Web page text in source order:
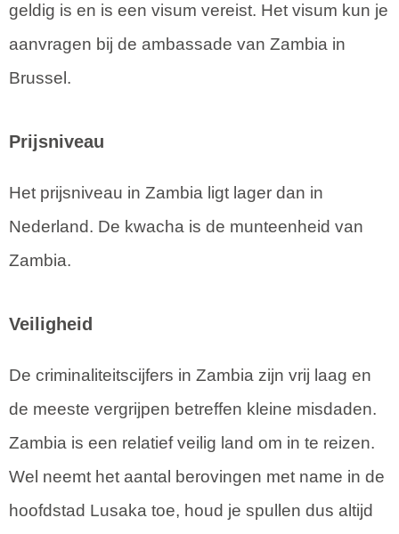
geldig is en is een visum vereist. Het visum kun je
aanvragen bij de ambassade van Zambia in
Brussel.
Prijsniveau
Het prijsniveau in Zambia ligt lager dan in
Nederland. De kwacha is de munteenheid van
Zambia.
Veiligheid
De criminaliteitscijfers in Zambia zijn vrij laag en
de meeste vergrijpen betreffen kleine misdaden.
Zambia is een relatief veilig land om in te reizen.
Wel neemt het aantal berovingen met name in de
hoofdstad Lusaka toe, houd je spullen dus altijd